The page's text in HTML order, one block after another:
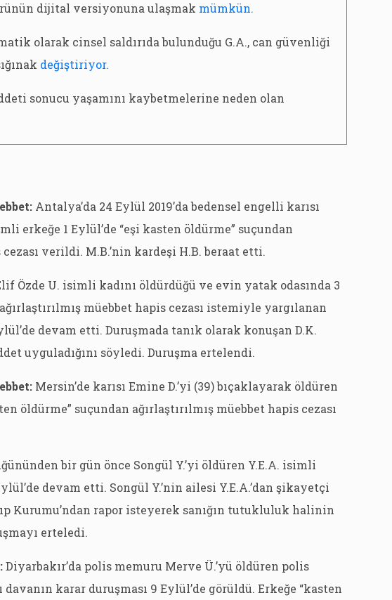
dijital versiyonuna ulaşmak mümkün.
olarak cinsel saldırıda bulunduğu G.A., can güvenliği
değiştiriyor.
sonucu yaşamını kaybetmelerine neden olan
Antalya’da 24 Eylül 2019’da bedensel engelli karısı
erkeğe 1 Eylül’de “eşi kasten öldürme” suçundan
cezası verildi. M.B.’nin kardeşi H.B. beraat etti.
Özde U. isimli kadını öldürdüğü ve evin yatak odasında 3
müebbet hapis cezası istemiyle yargılanan
devam etti. Duruşmada tanık olarak konuşan D.K.
uyguladığını söyledi. Duruşma ertelendi.
Mersin’de karısı Emine D.’yi (39) bıçaklayarak öldüren
öldürme” suçundan ağırlaştırılmış müebbet hapis cezası
bir gün önce Songül Y.’yi öldüren Y.E.A. isimli
devam etti. Songül Y.’nin ailesi Y.E.A.’dan şikayetçi
Kurumu’ndan rapor isteyerek sanığın tutukluluk halinin
erteledi.
Diyarbakır’da polis memuru Merve Ü.’yü öldüren polis
davanın karar duruşması 9 Eylül’de görüldü. Erkeğe “kasten